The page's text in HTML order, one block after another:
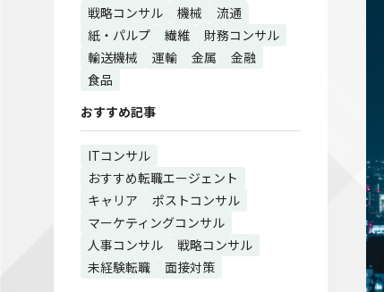
戦略コンサル
機械
流通
紙・パルプ
繊維
財務コンサル
輸送機械
運輸 金属
金融
食品
おすすめ記事
ITコンサル
おすすめ転職エージェント
キャリア
ポストコンサル
マーケティングコンサル
人事コンサル
戦略コンサル
未経験転職
面接対策